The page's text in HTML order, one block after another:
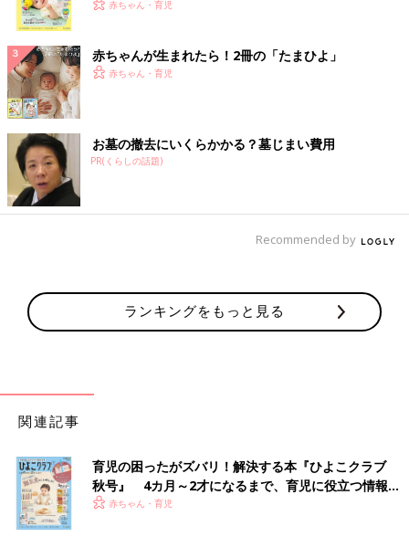
く！ おっぱい・ミルクの基本と夏のトラブル 解決テ
赤ちゃん・育児
赤ちゃんが生まれたら！2冊の「たまひよ」
赤ちゃん・育児
お墓の撤去にいくらかかる？墓じまい費用
PR(くらしの話題)
Recommended by
ランキングをもっと見る
関連記事
育児の困ったがズバリ！解決する本『ひよこクラブ
秋号』 4カ月～2才になるまで、育児に役立つ情報が
いっぱい！
赤ちゃん・育児